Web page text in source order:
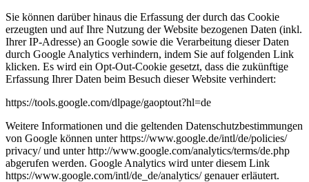
Sie können darüber hinaus die Erfassung der durch das Cookie
erzeugten und auf Ihre Nutzung der Website bezogenen Daten (inkl.
Ihrer IP-Adresse) an Google sowie die Verarbeitung dieser Daten
durch Google Analytics verhindern, indem Sie auf folgenden Link
klicken. Es wird ein Opt-Out-Cookie gesetzt, dass die zukünftige
Erfassung Ihrer Daten beim Besuch dieser Website verhindert:
https://tools.google.com/dlpage/gaoptout?hl=de
Weitere Informationen und die geltenden Datenschutzbestimmungen
von Google können unter https://www.google.de/intl/de/policies/
privacy/ und unter http://www.google.com/analytics/terms/de.php
abgerufen werden. Google Analytics wird unter diesem Link
https://www.google.com/intl/de_de/analytics/ genauer erläutert.